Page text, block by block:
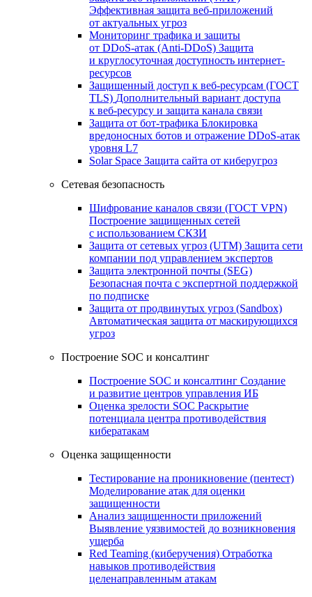
Эффективная защита веб-приложений
от актуальных угроз
Мониторинг трафика и защиты
от DDoS‑атак (Anti‑DDoS) Защита
и круглосуточная доступность интернет-
ресурсов
Защищенный доступ к веб-ресурсам (ГОСТ
TLS) Дополнительный вариант доступа
к веб‑ресурсу и защита канала связи
Защита от бот‑трафика Блокировка
вредоносных ботов и отражение DDoS‑атак
уровня L7
Solar Space Защита сайта от киберугроз
Сетевая безопасность
Шифрование каналов связи (ГОСТ VPN)
Построение защищенных сетей
с использованием СКЗИ
Защита от сетевых угроз (UTM) Защита сети
компании под управлением экспертов
Защита электронной почты (SEG)
Безопасная почта с экспертной поддержкой
по подписке
Защита от продвинутых угроз (Sandbox)
Автоматическая защита от маскирующихся
угроз
Построение SOC и консалтинг
Построение SOC и консалтинг Создание
и развитие центров управления ИБ
Оценка зрелости SOC Раскрытие
потенциала центра противодействия
кибератакам
Оценка защищенности
Тестирование на проникновение (пентест)
Моделирование атак для оценки
защищенности
Анализ защищенности приложений
Выявление уязвимостей до возникновения
ущерба
Red Teaming (киберучения) Отработка
навыков противодействия
целенаправленным атакам